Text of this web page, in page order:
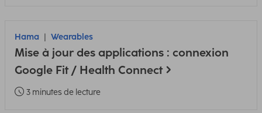
Hama Wearables
Mise à jour des applications : connexion
Google Fit / Health Connect
3 minutes de lecture